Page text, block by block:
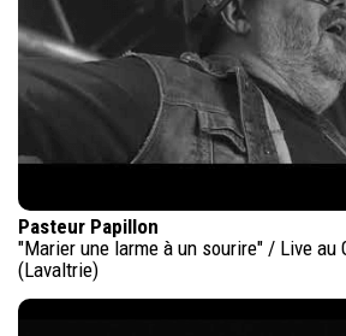
Pasteur Papillon
"Marier une larme à un sourire" / Live au
(Lavaltrie)